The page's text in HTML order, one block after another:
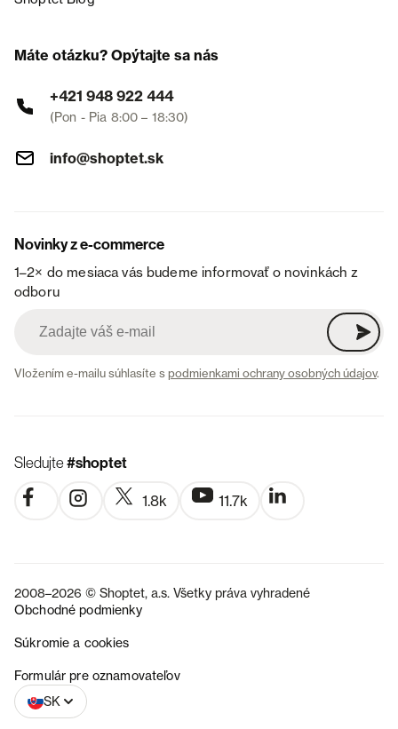
Máte otázku? Opýtajte sa nás
+421 948 922 444
(Pon - Pia 8:00 – 18:30)
info@shoptet.sk
Novinky z e-commerce
1–2× do mesiaca vás budeme informovať o novinkách z
odboru
Vložením e-mailu súhlasíte spodmienkami ochrany osobných údajov.
Sledujte#shoptet
1.8k 11.7k
2008–2026 © Shoptet, a.s. Všetky práva vyhradené
Obchodné podmienky
Súkromie a cookies
Formulár pre oznamovateľov
SK